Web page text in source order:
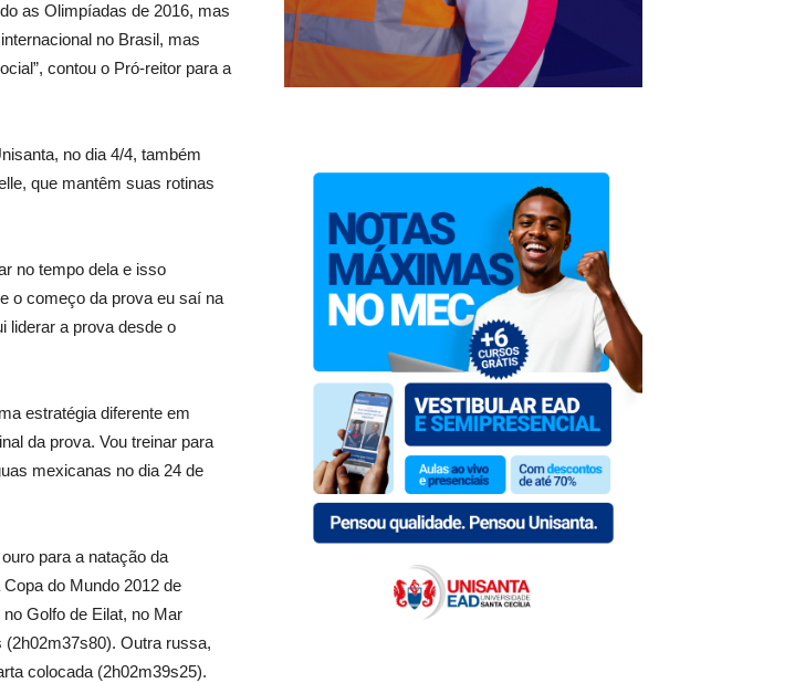
as Olimpíadas de 2016, mas
no Brasil, mas
contou o Pró-reitor para a
no dia 4/4, também
que mantêm suas rotinas
no tempo dela e isso
o começo da prova eu saí na
liderar a prova desde o
estratégia diferente em
da prova. Vou treinar para
mexicanas no dia 24 de
para a natação da
do Mundo 2012 de
Golfo de Eilat, no Mar
Outra russa,
colocada (2h02m39s25).